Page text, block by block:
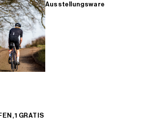
Ausstellungsware
1 GRATIS